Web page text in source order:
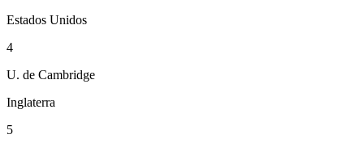
Estados Unidos
4
U. de Cambridge
Inglaterra
5